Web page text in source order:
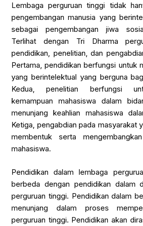
Lembaga perguruan tinggi tidak
pengembangan manusia yang
sebagai pengembangan jiwa
Terlihat dengan Tri Dharma
pendidikan, penelitian, dan
Pertama, pendidikan berfungsi untuk
yang berintelektual yang berguna
Kedua, penelitian berfungsi
kemampuan mahasiswa dalam
menunjang keahlian mahasiswa
Ketiga, pengabdian pada masyarakat
membentuk serta
mahasiswa.
Pendidikan dalam lembaga
berbeda dengan pendidikan dalam
perguruan tinggi. Pendidikan dalam
menunjang dalam proses
perguruan tinggi. Pendidikan akan